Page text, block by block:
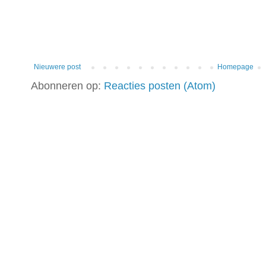
Nieuwere post Homepage
Abonneren op: Reacties posten (Atom)